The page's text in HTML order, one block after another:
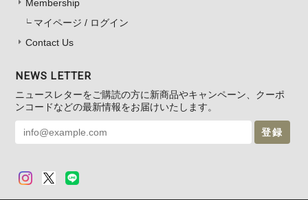
Membership
マイページ / ログイン
Contact Us
NEWS LETTER
ニュースレターをご購読の方に新商品やキャンペーン、クーポ
ンコードなどの最新情報をお届けいたします。
登録